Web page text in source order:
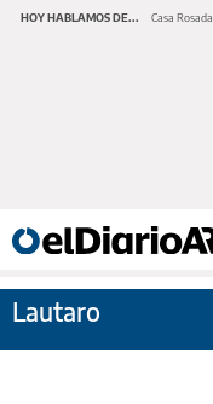
HOY HABLAMOS DE... Casa Rosada
Lautaro